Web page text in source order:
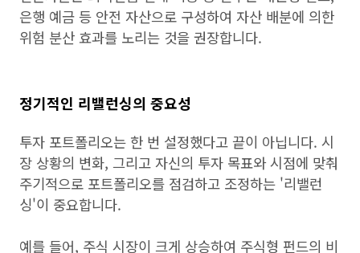
은행 예금 등 안전 자산으로 구성하여 자산 배분에 의한
위험 분산 효과를 노리는 것을 권장합니다.
정기적인 리밸런싱의 중요성
투자 포트폴리오는 한 번 설정했다고 끝이 아닙니다. 시
장 상황의 변화, 그리고 자신의 투자 목표와 시점에 맞춰
주기적으로 포트폴리오를 점검하고 조정하는 '리밸런
싱'이 중요합니다.
예를 들어, 주식 시장이 크게 상승하여 주식형 펀드의 비